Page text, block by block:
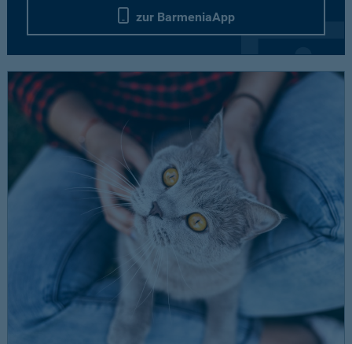
zur BarmeniaApp